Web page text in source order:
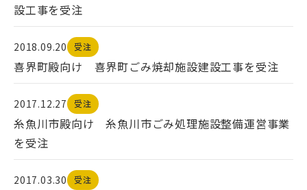
設工事を受注
2018.09.20 受注
喜界町殿向け 喜界町ごみ焼却施設建設工事を受注
2017.12.27 受注
糸魚川市殿向け 糸魚川市ごみ処理施設整備運営事業
を受注
2017.03.30 受注